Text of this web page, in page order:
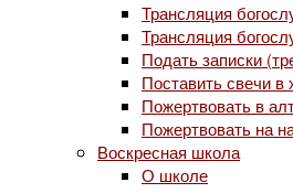
Трансляция
Трансляция
Подать записки
Поставить свечи в
Пожертвовать в
Пожертвовать на
Воскресная школа
О школе